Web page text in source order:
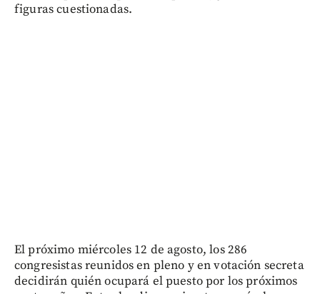
figuras cuestionadas.
El próximo miércoles 12 de agosto, los 286
congresistas reunidos en pleno y en votación secreta
decidirán quién ocupará el puesto por los próximos